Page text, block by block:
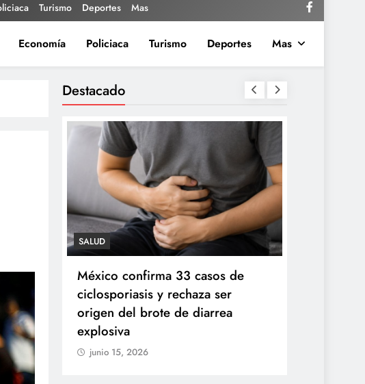
Turismo Deportes Mas
Economía Policiaca Turismo Deportes Mas
Destacado
SALUD
México confirma 33 casos de
ciclosporiasis y rechaza ser
origen del brote de diarrea
explosiva
junio 15, 2026